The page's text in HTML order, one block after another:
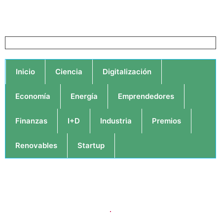
Inicio Ciencia Digitalización
Economía Energía Emprendedores
Finanzas I+D Industria Premios
Renovables Startup